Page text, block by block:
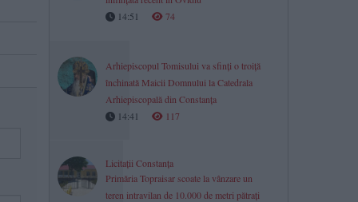
14:51
74
Arhiepiscopul Tomisului va sfinți o troiță
închinată Maicii Domnului la Catedrala
Arhiepiscopală din Constanța
14:41
117
Licitații Constanța
Primăria Topraisar scoate la vânzare un
teren intravilan de 10.000 de metri pătrați